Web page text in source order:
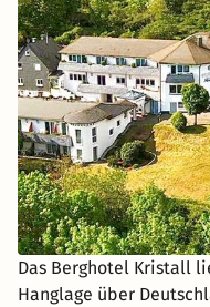
Das Berghotel Kristall
Hanglage über